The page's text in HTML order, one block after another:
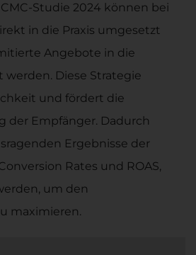
Studie 2024 können bei
in die Praxis umgesetzt
Angebote in die
werden. Diese Strategie
und fördert die
der Empfänger. Dadurch
Ergebnisse der
Rates und ROAS,
um den
maximieren.